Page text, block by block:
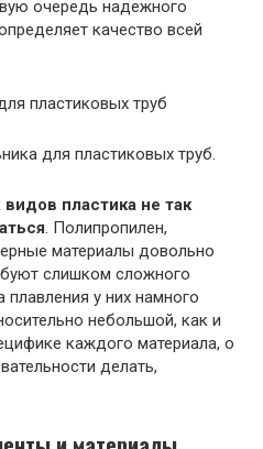
очередь надежного
качество всей
для пластиковых труб.
пластика не так
. Полипропилен,
материалы довольно
слишком сложного
плавления у них намного
небольшой, как и
каждого материала, о
делать,